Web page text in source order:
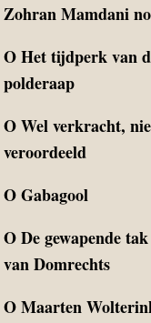
Zohran Mamdani
OHet tijdperk van
polderaap
OWel verkracht,
veroordeeld
OGabagool
ODe gewapende tak
van Domrechts
OMaarten